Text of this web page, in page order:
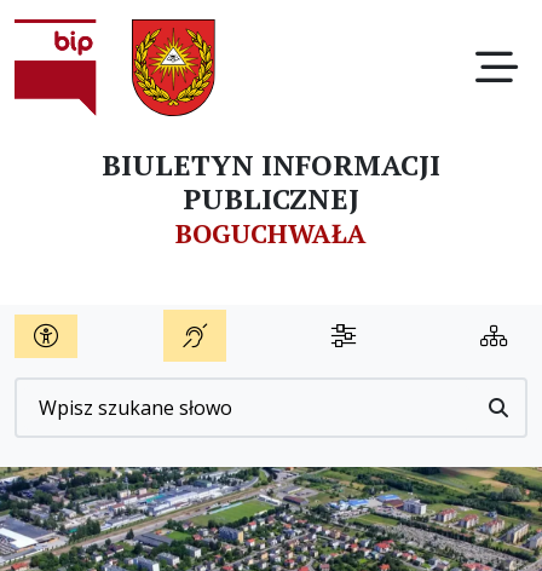
Wyszukiwarka
BIULETYN INFORMACJI
PUBLICZNEJ
BOGUCHWAŁA